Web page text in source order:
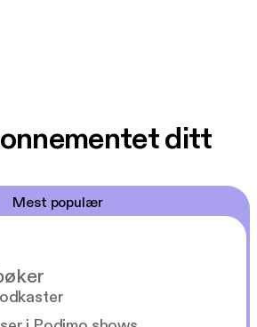
ditt
Mest populær